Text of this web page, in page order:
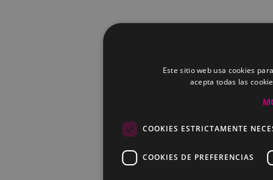
Este sitio web usa cookies
acepta todas las
COOKIES ESTRICTAMENTE
COOKIES DE PREFERENCIAS